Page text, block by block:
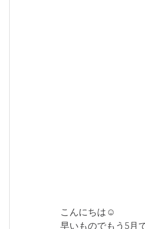
こんにちは☺
早いものでもう5月